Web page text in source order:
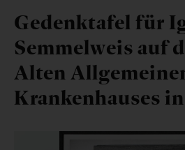
Gedenktafel für
Semmelweis auf
Alten
Krankenhauses